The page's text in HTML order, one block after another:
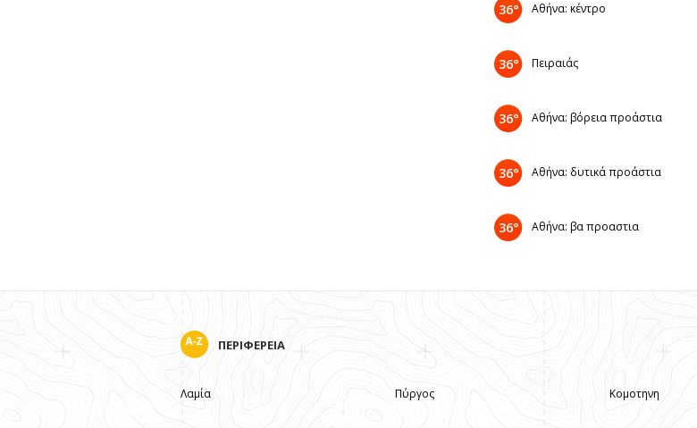
36° Αθήνα: κέντρο
36° Πειραιάς
36° Αθήνα: βόρεια προάστια
36° Αθήνα: δυτικά προάστια
36° Αθήνα: βα προαστια
ΠΕΡΙΦΕΡΕΙΑ
Λαμία Πύργος Κομοτηνη